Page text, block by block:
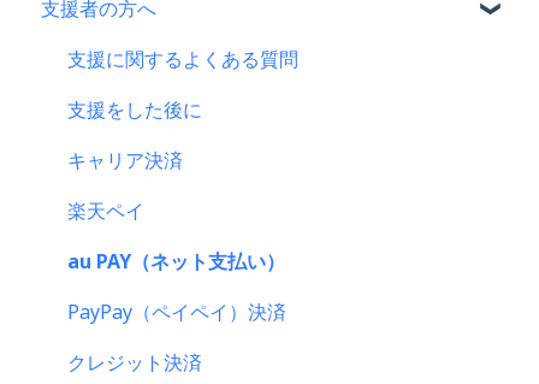
CAMPFIRE各種制度の規約について
CAMPFIREふるさと納税について
はじめての方へ
登録情報に関するよくある質問
新規会員登録・ログイン・ログアウトについて
登録情報の確認・変更・削除について
マイページの機能について
CAMPFIREブランドリソース
支援者の方へ
支援に関するよくある質問
支援をした後に
キャリア決済
楽天ペイ
au PAY（ネット支払い）
PayPay（ペイペイ）決済
クレジット決済